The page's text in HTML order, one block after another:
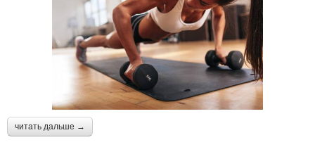
читать дальше →